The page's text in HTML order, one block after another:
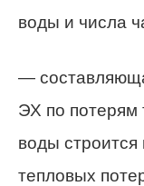
воды и числа
—
ЭХ по потерям
воды
тепловых